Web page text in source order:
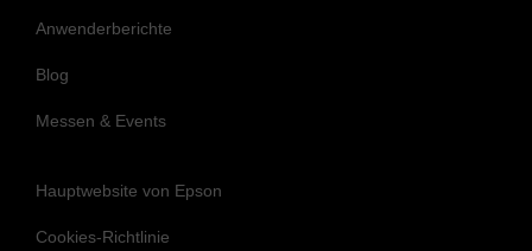
Anwenderberichte
Blog
Messen & Events
Hauptwebsite von Epson
Cookies-Richtlinie